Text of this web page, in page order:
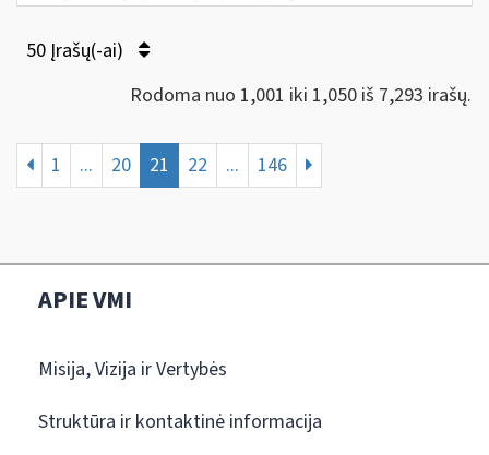
50 Įrašų(-ai)
Rodoma nuo 1,001 iki 1,050 iš 7,293 irašų.
1 ... 20 21 22 ... 146
APIE VMI
Misija, Vizija ir Vertybės
Struktūra ir kontaktinė informacija